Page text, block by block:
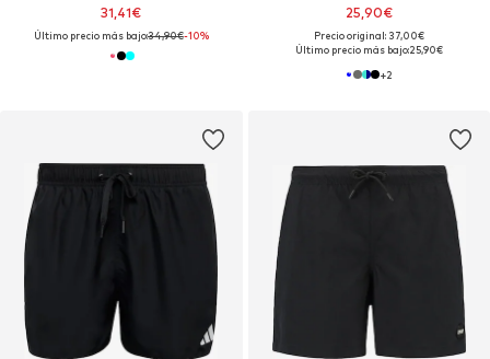
31,41€
Último precio más bajo:34,90€-10%
25,90€
Precio original: 37,00€
Último precio más bajo:25,90€
+2